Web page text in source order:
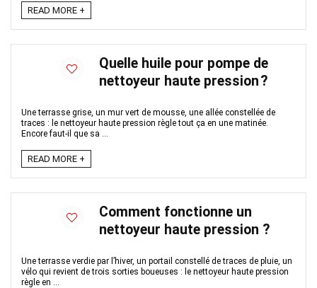
READ MORE +
Quelle huile pour pompe de
nettoyeur haute pression ?
Une terrasse grise, un mur vert de mousse, une allée constellée de
traces : le nettoyeur haute pression règle tout ça en une matinée.
Encore faut-il que sa ...
READ MORE +
Comment fonctionne un
nettoyeur haute pression ?
Une terrasse verdie par l’hiver, un portail constellé de traces de pluie, un
vélo qui revient de trois sorties boueuses : le nettoyeur haute pression
règle en ...